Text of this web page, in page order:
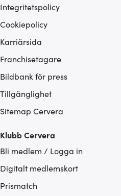
Integritetspolicy
Cookiepolicy
Karriärsida
Franchisetagare
Bildbank för press
Tillgänglighet
Sitemap Cervera
Klubb Cervera
Bli medlem / Logga in
Digitalt medlemskort
Prismatch